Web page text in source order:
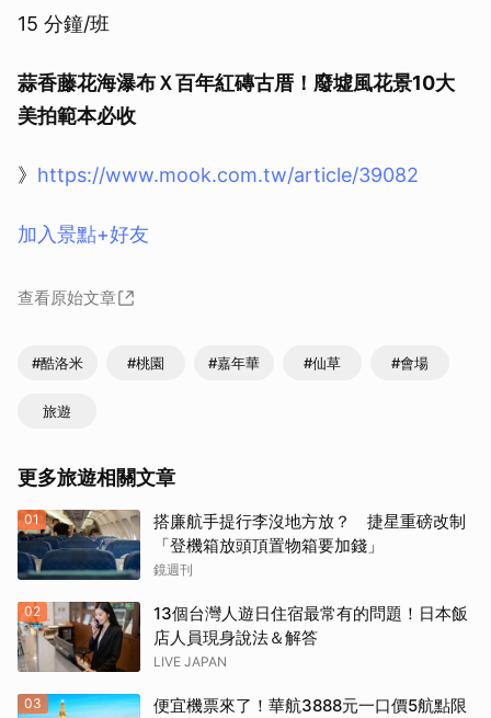
15 分鐘/班
蒜香藤花海瀑布Ｘ百年紅磚古厝！廢墟風花景10大
美拍範本必收
》 https://www.mook.com.tw/article/39082
加入景點+好友
查看原始文章
#酷洛米 #桃園 #嘉年華 #仙草 #會場
旅遊
更多旅遊相關文章
01
搭廉航手提行李沒地方放？ 捷星重磅改制
「登機箱放頭頂置物箱要加錢」
鏡週刊
02
13個台灣人遊日住宿最常有的問題！日本飯
店人員現身說法＆解答
LIVE JAPAN
03
便宜機票來了！華航3888元一口價5航點限
取消